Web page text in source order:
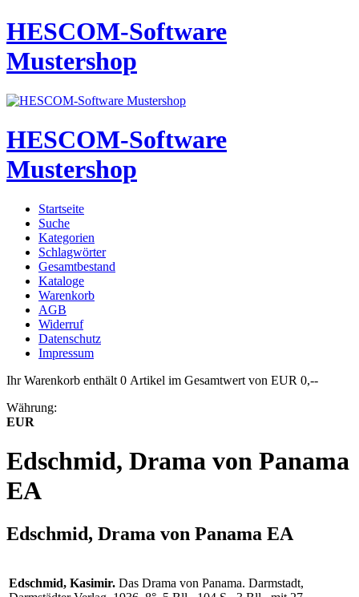
HESCOM-Software
Mustershop
HESCOM-Software
Mustershop
Startseite
Suche
Kategorien
Schlagwörter
Gesamtbestand
Kataloge
Warenkorb
AGB
Widerruf
Datenschutz
Impressum
Ihr Warenkorb enthält 0 Artikel im Gesamtwert von EUR 0,--
Währung:
EUR
Edschmid, Drama von Panama
EA
Edschmid, Drama von Panama EA
Edschmid, Kasimir. Das Drama von Panama. Darmstadt,